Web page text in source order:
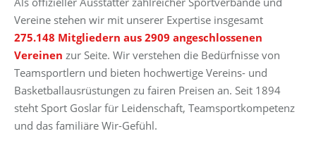
Vereine stehen wir mit unserer Expertise insgesamt
275.148 Mitgliedern aus 2909 angeschlossenen
Vereinen zur Seite. Wir verstehen die Bedürfnisse von
Teamsportlern und bieten hochwertige Vereins- und
Basketballausrüstungen zu fairen Preisen an. Seit 1894
steht Sport Goslar für Leidenschaft, Teamsportkompetenz
und das familiäre Wir-Gefühl.